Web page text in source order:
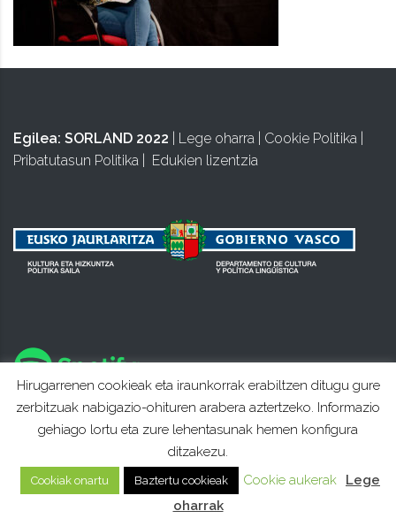
Egilea: SORLAND 2022 Lege oharra Cookie Politika
Pribatutasun Politika
Edukien lizentzia
Hirugarrenen cookieak eta iraunkorrak erabiltzen ditugu gure
zerbitzuak nabigazio-ohituren arabera aztertzeko. Informazio
gehiago lortu eta zure lehentasunak hemen konfigura
ditzakezu.
Cookiak onartu Baztertu cookieak Cookie aukerak
Lege
oharrak